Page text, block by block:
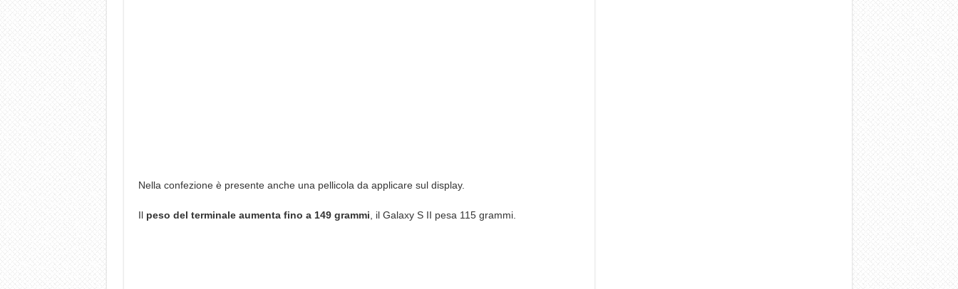
Nella confezione è presente anche una pellicola da applicare sul display.
Il peso del terminale aumenta fino a 149 grammi , il Galaxy S II pesa 115 grammi.